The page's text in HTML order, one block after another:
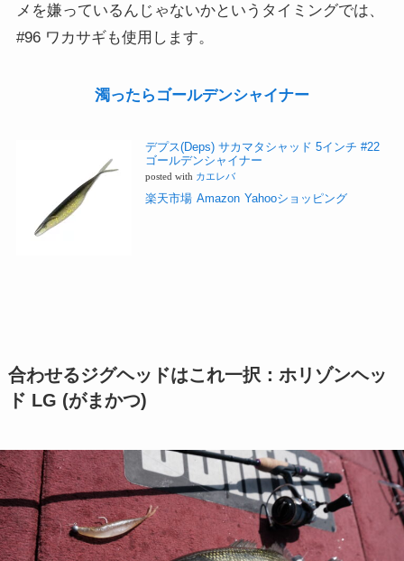
メを嫌っているんじゃないかというタイミングでは、
#96 ワカサギも使用します。
濁ったらゴールデンシャイナー
デプス(Deps) サカマタシャッド 5インチ #22
ゴールデンシャイナー
posted with カエレバ
楽天市場 Amazon Yahooショッピング
合わせるジグヘッドはこれ一択：ホリゾンヘッ
ド LG (がまかつ)